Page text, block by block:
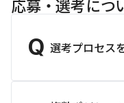
応募・選考につ
Q 選考プロセス